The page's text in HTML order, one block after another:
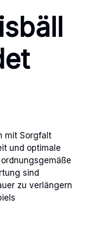
mit Sorgfalt
und optimale
sind
zu verlängern